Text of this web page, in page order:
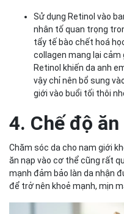
Sử dụng Retinol vào
nhân tố quan trọng
tẩy tế bào chết hoá
collagen mang lại cảm
Retinol khiến da anh
vậy chỉ nên bổ sung
giới vào buổi tối thôi
4. Chế độ
Chăm sóc da cho nam giới
ăn nạp vào cơ thể cũng rất
mạnh đảm bảo làn da nhận
để trở nên khoẻ mạnh, mịn